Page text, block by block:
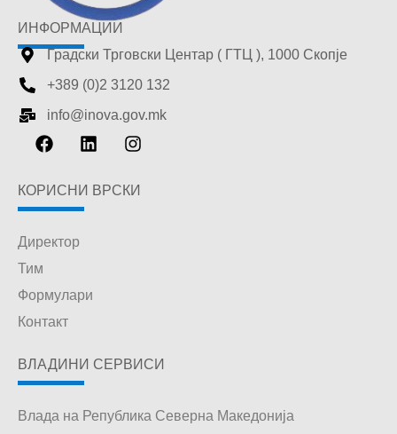
ИНФОРМАЦИИ
Градски Трговски Центар ( ГТЦ ), 1000 Скопје
+389 (0)2 3120 132
info@inova.gov.mk
КОРИСНИ ВРСКИ
Директор
Тим
Формулари
Контакт
ВЛАДИНИ СЕРВИСИ
Влада на Република Северна Македонија